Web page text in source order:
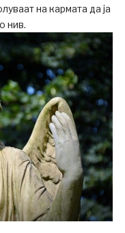
на кармата да ја
нив.